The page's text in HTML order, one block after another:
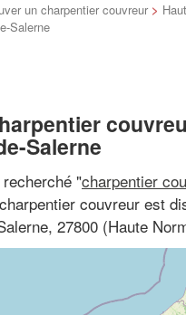
un charpentier couvreur >
Salerne
Salerne
"charpentier
couvreur est
27800 (Haute